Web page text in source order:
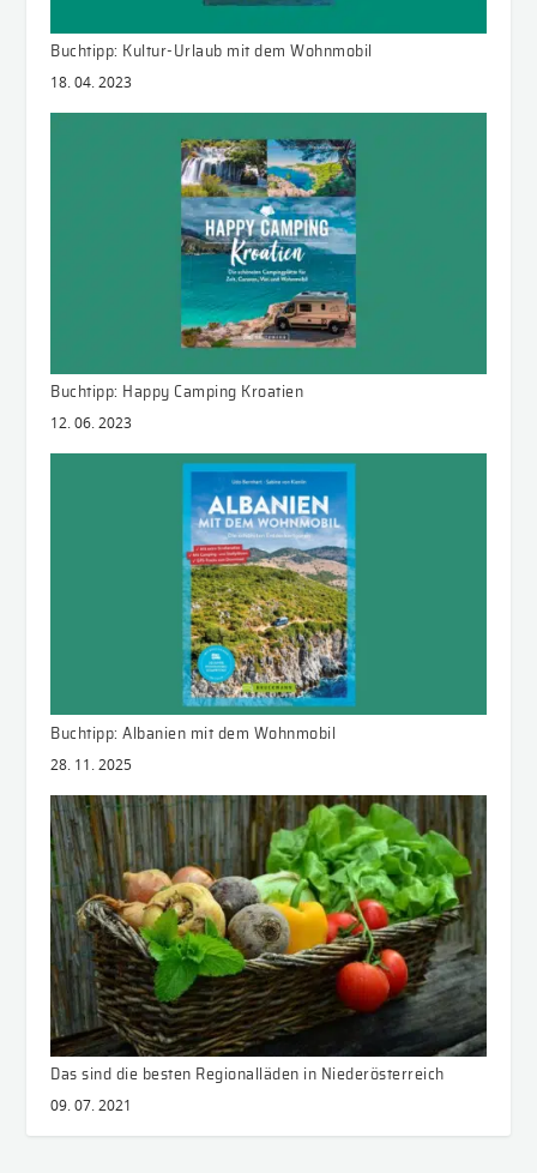
Buchtipp: Kultur-Urlaub mit dem Wohnmobil
18. 04. 2023
Buchtipp: Happy Camping Kroatien
12. 06. 2023
Buchtipp: Albanien mit dem Wohnmobil
28. 11. 2025
Das sind die besten Regionalläden in Niederösterreich
09. 07. 2021